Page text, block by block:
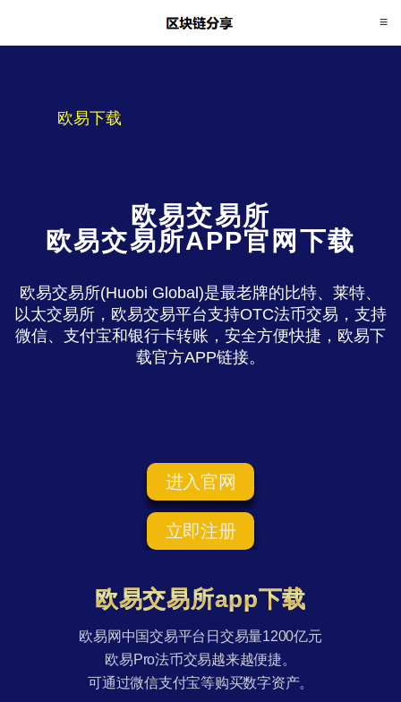
欧易下载
欧易交易所
欧易交易所APP官网下载
欧易交易所(Huobi Global)是最老牌的比特、莱特、
以太交易所，欧易交易平台支持OTC法币交易，支持
微信、支付宝和银行卡转账，安全方便快捷，欧易下
载官方APP链接。
进入官网
立即注册
欧易交易所app下载
欧易网中国交易平台日交易量1200亿元
欧易Pro法币交易越来越便捷。
可通过微信支付宝等购买数字资产。